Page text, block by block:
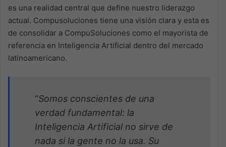
es una realidad central que define nuestro liderazgo
actual. Compusoluciones tiene una visión clara y esta es
de consolidar a CompuSoluciones como el mayorista de
referencia en Inteligencia Artificial dentro del mercado
latinoamericano.
“Somos conscientes de una
verdad fundamental: la
Inteligencia Artificial no sirve de
nada si la gente no la usa. Su